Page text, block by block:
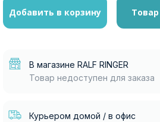
Добавить в корзину
В магазине RALF RINGER
Товар недоступен для заказа
Курьером домой / в офис